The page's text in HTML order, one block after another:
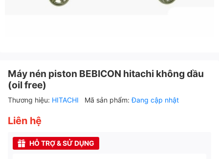
Máy nén piston BEBICON hitachi không dầu
(oil free)
Thương hiệu: HITACHI Mã sản phẩm:Đang cập nhật
Liên hệ
HỖ TRỢ & SỬ DỤNG